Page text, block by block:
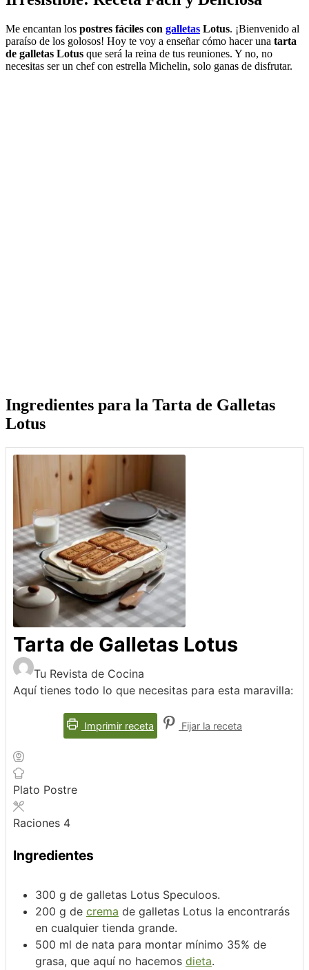
Me encantan los postres fáciles con galletas Lotus. ¡Bienvenido al
paraíso de los golosos! Hoy te voy a enseñar cómo hacer una tarta
de galletas Lotus que será la reina de tus reuniones. Y no, no
necesitas ser un chef con estrella Michelin, solo ganas de disfrutar.
Ingredientes para la Tarta de Galletas
Lotus
Tarta de Galletas Lotus
Tu Revista de Cocina
Aquí tienes todo lo que necesitas para esta maravilla:
Imprimir receta Fijar la receta
Plato Postre
Raciones 4
Ingredientes
300 g de galletas Lotus Speculoos.
200 g de crema de galletas Lotus la encontrarás
en cualquier tienda grande.
500 ml de nata para montar mínimo 35% de
grasa, que aquí no hacemos dieta.